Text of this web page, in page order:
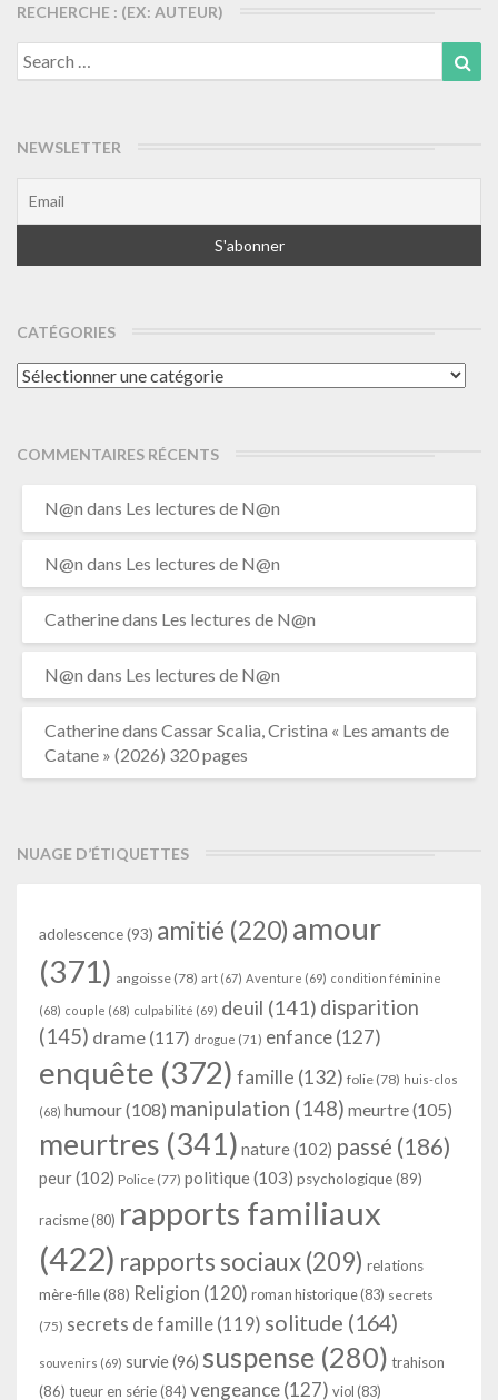
RECHERCHE : (EX: AUTEUR)
Search
for:
NEWSLETTER
CATÉGORIES
Catégories
COMMENTAIRES RÉCENTS
N@n dans Les lectures de N@n
N@n dans Les lectures de N@n
Catherinedans Les lectures de N@n
N@n dans Les lectures de N@n
Catherinedans Cassar Scalia, Cristina « Les amants de
Catane » (2026) 320 pages
NUAGE D’ÉTIQUETTES
adolescence(93) amitié (220) amour
(371) angoisse (78) art (67) Aventure (69) condition féminine
(68) couple (68) culpabilité (69) deuil (141) disparition
(145) drame (117) drogue (71) enfance(127)
enquête (372) famille (132) folie (78) huis-clos
(68) humour(108) manipulation (148) meurtre(105)
meurtres (341) nature(102) passé (186)
peur(102) Police (77) politique(103) psychologique(89)
racisme (80) rapports familiaux
(422) rapports sociaux(209) relations
mère-fille(88) Religion (120) roman historique(83) secrets
(75) secrets de famille (119) solitude (164)
souvenirs (69) survie(96) suspense (280) trahison
(86) tueur en série(84) vengeance(127) viol (83)